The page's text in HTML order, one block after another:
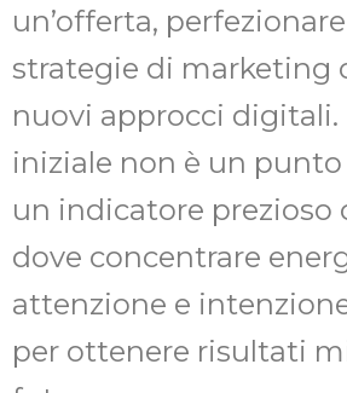
un’offerta,
strategie di marketing
nuovi approcci
iniziale non è un
un indicatore prezioso
dove concentrare
attenzione e
per ottenere risultati